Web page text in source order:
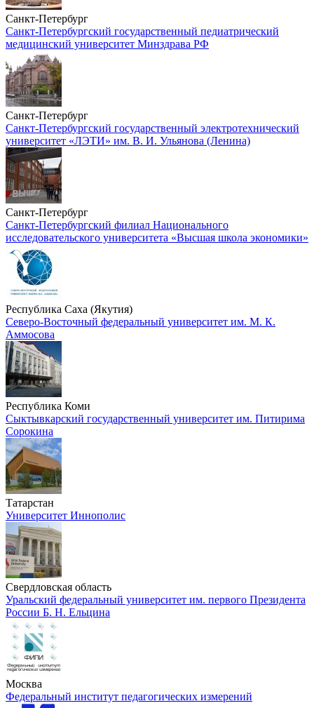
Санкт-Петербург
Санкт-Петербургский государственный педиатрический
медицинский университет Минздрава РФ
Санкт-Петербург
Санкт-Петербургский государственный электротехнический
университет «ЛЭТИ» им. В. И. Ульянова (Ленина)
Санкт-Петербург
Санкт-Петербургский филиал Национального
исследовательского университета «Высшая школа экономики»
Республика Саха (Якутия)
Северо-Восточный федеральный университет им. М. К.
Аммосова
Республика Коми
Сыктывкарский государственный университет им. Питирима
Сорокина
Татарстан
Университет Иннополис
Свердловская область
Уральский федеральный университет им. первого Президента
России Б. Н. Ельцина
Москва
Федеральный институт педагогических измерений